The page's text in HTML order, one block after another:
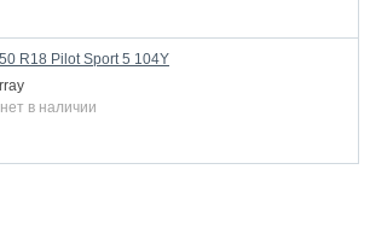
R18 Pilot Sport 5 104Y
нет в наличии